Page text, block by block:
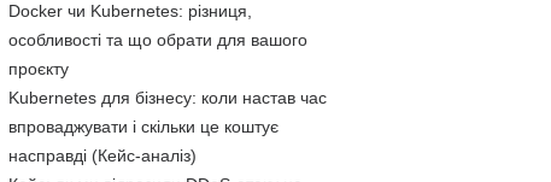
Docker чи Kubernetes: різниця,
особливості та що обрати для вашого
проєкту
Kubernetes для бізнесу: коли настав час
впроваджувати і скільки це коштує
насправді (Кейс-аналіз)